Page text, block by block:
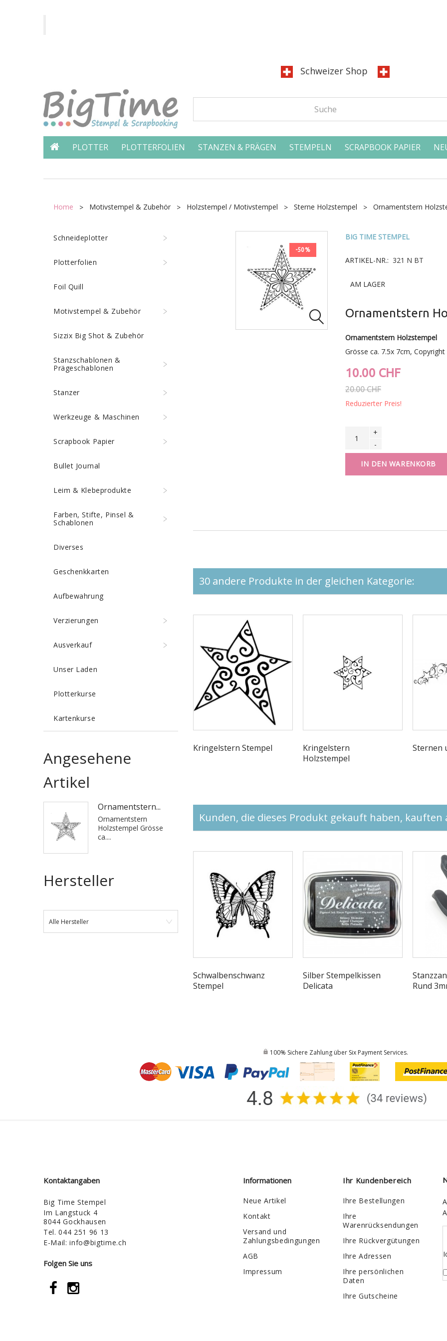
Schweizer Shop
PLOTTER PLOTTERFOLIEN STANZEN & PRÄGEN STEMPELN SCRAPBOOK PAPIER
Home Motivstempel & Zubehör Holzstempel / Motivstempel Sterne Holzstempel Ornamentstern
-50%

BIG TIME STEMPEL
ARTIKEL-NR.: 321 N BT
AM LAGER
Ornamentstern
Ornamentstern Holzstempel
Grösse ca. 7.5x 7cm,
10.00 CHF
20.00 CHF
Reduzierter Preis!
+
-
IN DEN WARENKORB
30 andere Produkte in der gleichen Kategorie:
Kringelstern Stempel
Kringelstern
Holzstempel
Sternen
Kunden, die dieses Produkt gekauft haben, kauften
Schwalbenschwanz
Stempel
Silber Stempelkissen
Delicata
Rund
Schneideplotter
Plotterfolien
Foil Quill
Motivstempel & Zubehör
Sizzix Big Shot & Zubehör
Stanzschablonen &
Prägeschablonen
Stanzer
Werkzeuge & Maschinen
Scrapbook Papier
Bullet Journal
Leim & Klebeprodukte
Farben, Stifte, Pinsel &
Schablonen
Diverses
Geschenkkarten
Aufbewahrung
Verzierungen
Ausverkauf
Unser Laden
Plotterkurse
Kartenkurse
Angesehene
Artikel
Ornamentstern...
Ornamentstern
Holzstempel Grösse
ca....
Hersteller
Alle Hersteller
100% Sichere Zahlung über Six Payment Services.
Kontaktangaben
Big Time Stempel
Im Langstuck 4
8044 Gockhausen
Tel.044 251 96 13
E-Mail:info@bigtime.ch
Folgen Sie uns
Informationen
Neue Artikel
Kontakt
Versand und
Zahlungsbedingungen
AGB
Impressum
Ihr Kundenbereich
Ihre Bestellungen
Ihre
Warenrücksendungen
Ihre Rückvergütungen
Ihre Adressen
Ihre persönlichen
Daten
Ihre Gutscheine